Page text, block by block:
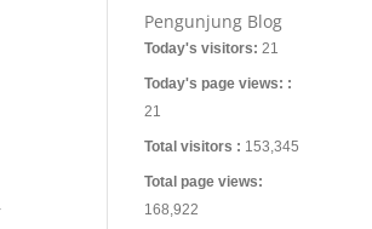
Pengunjung Blog
Today's visitors:21
Today's page views: :
21
Total visitors : 153,345
Total page views:
168,922